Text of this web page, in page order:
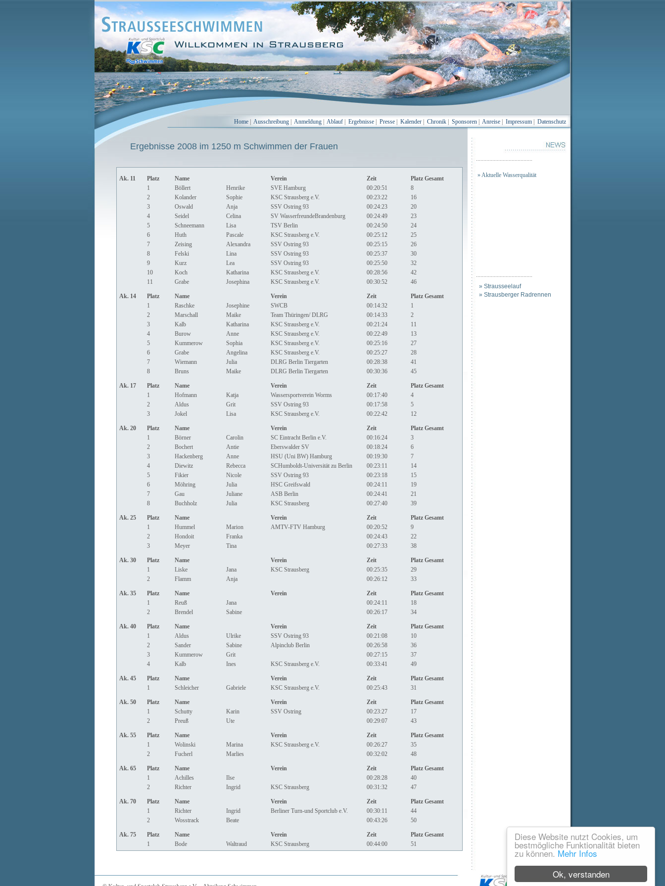
Ok, verstanden
Diese Website nutzt Cookies, um
bestmögliche Funktionalität bieten
zu können. Mehr Infos
Home Ausschreibung Anmeldung Ablauf Ergebnisse Presse Kalender Chronik Sponsoren Anreise Impressum Datenschutz
Ergebnisse 2008 im 1250 m Schwimmen der Frauen
Ak. 11 Platz Name Verein Zeit
Platz Gesamt
1
Böllert Henrike SVE Hamburg 00:20:51
8
2
Kolander Sophie KSC Strausberg e.V. 00:23:22
16
3
Oswald Anja SSV Ostring 93 00:24:23
20
4
Seidel Celina SV WasserfreundeBrandenburg 00:24:49
23
5
Schneemann Lisa TSV Berlin 00:24:50
24
6
Huth Pascale KSC Strausberg e.V. 00:25:12
25
7
Zeising Alexandra SSV Ostring 93 00:25:15
26
8
Felski Lina SSV Ostring 93 00:25:37
30
9
Kurz Lea SSV Ostring 93 00:25:50
32
10
Koch Katharina KSC Strausberg e.V. 00:28:56
42
11
Grabe Josephina KSC Strausberg e.V. 00:30:52 46
Ak. 14 Platz Name Verein Zeit
Platz Gesamt
1
Raschke Josephine SWCB 00:14:32
1
2
Marschall Maike Team Thüringen/ DLRG 00:14:33
2
3
Kalb Katharina KSC Strausberg e.V. 00:21:24
11
4
Burow Anne KSC Strausberg e.V. 00:22:49
13
5
Kummerow Sophia KSC Strausberg e.V. 00:25:16
27
6
Grabe Angelina KSC Strausberg e.V. 00:25:27
28
7
Wiemann Julia DLRG Berlin Tiergarten 00:28:38
41
8
Bruns Maike DLRG Berlin Tiergarten 00:30:36 45
Ak. 17 Platz Name Verein Zeit
Platz Gesamt
1
Hofmann Katja Wassersportverein Worms 00:17:40
4
2
Aldus Grit SSV Ostring 93 00:17:58
5
3
Jokel Lisa KSC Strausberg e.V. 00:22:42 12
Ak. 20 Platz Name Verein Zeit
Platz Gesamt
1
Börner Carolin SC Eintracht Berlin e.V. 00:16:24
3
2
Bochert Antie Eberswalder SV 00:18:24
6
3
Hackenberg Anne HSU (Uni BW) Hamburg 00:19:30
7
4
Diewitz Rebecca SCHumboldt-Universität zu Berlin 00:23:11
14
5
Fikier Nicole SSV Ostring 93 00:23:18
15
6
Möhring Julia HSC Greifswald 00:24:11
19
7
Gau Juliane ASB Berlin 00:24:41
21
8
Buchholz Julia KSC Strausberg 00:27:40 39
Ak. 25 Platz Name Verein Zeit
Platz Gesamt
1
Hummel Marion AMTV-FTV Hamburg 00:20:52
9
2
Hondoit Franka 00:24:43
22
3
Meyer Tina 00:27:33 38
Ak. 30 Platz Name Verein Zeit
Platz Gesamt
1
Liske Jana KSC Strausberg 00:25:35
29
2
Flamm Anja 00:26:12 33
Ak. 35 Platz Name Verein Zeit
Platz Gesamt
1
Reuß Jana 00:24:11
18
2
Brendel Sabine 00:26:17 34
Ak. 40 Platz Name Verein Zeit
Platz Gesamt
1
Aldus Ulrike SSV Ostring 93 00:21:08
10
2
Sander Sabine Alpinclub Berlin 00:26:58
36
3
Kummerow Grit 00:27:15
37
4
Kalb Ines KSC Strausberg e.V. 00:33:41 49
Ak. 45 Platz Name Verein Zeit
Platz Gesamt
1
Schleicher Gabriele KSC Strausberg e.V. 00:25:43 31
Ak. 50 Platz Name Verein Zeit
Platz Gesamt
1
Schutty Karin SSV Ostring 00:23:27
17
2
Preuß Ute 00:29:07 43
Ak. 55 Platz Name Verein Zeit
Platz Gesamt
1
Wolinski Marina KSC Strausberg e.V. 00:26:27
35
2
Fucherl Marlies 00:32:02 48
Ak. 65 Platz Name Verein Zeit
Platz Gesamt
1
Achilles Ilse 00:28:28
40
2
Richter Ingrid KSC Strausberg 00:31:32 47
Ak. 70 Platz Name Verein Zeit
Platz Gesamt
1
Richter Ingrid Berliner Turn-und Sportclub e.V. 00:30:11
44
2
Wosstrack Beate 00:43:26 50
Ak. 75 Platz Name Verein Zeit
Platz Gesamt
1
Bode Waltraud KSC Strausberg 00:44:00 51
......................................
» Aktuelle Wasserqualität
......................................
» Strausseelauf
» Strausberger Radrennen